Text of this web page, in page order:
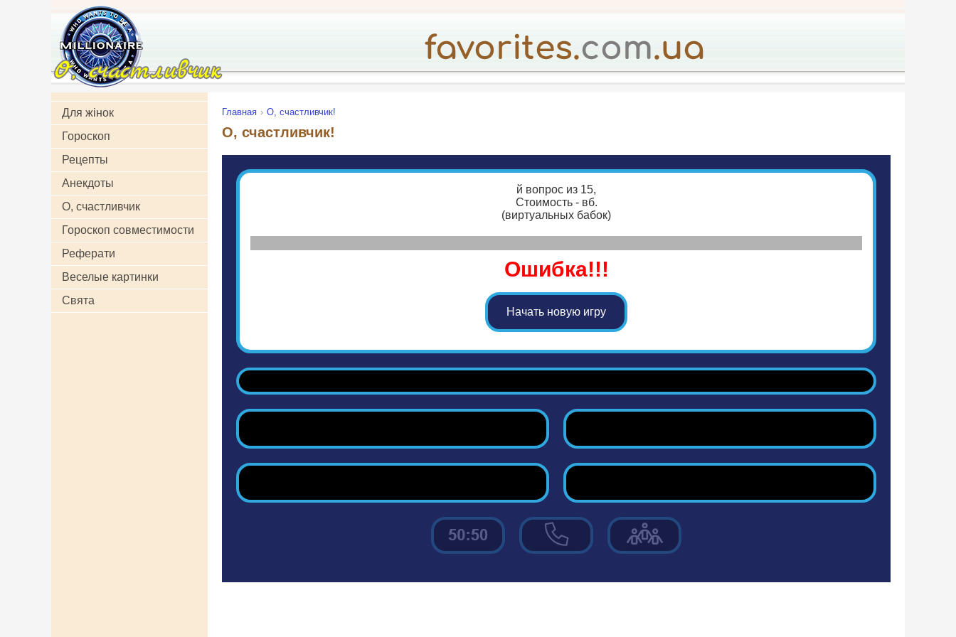
Для жінок
Гороскоп
Рецепты
Анекдоты
О, счастливчик
Гороскоп совместимости
Реферати
Веселые картинки
Свята
Главная О, счастливчик!
О, счастливчик!
й вопрос из 15,
Стоимость - вб.
(виртуальных бабок)
Ошибка!!!
Начать новую игру